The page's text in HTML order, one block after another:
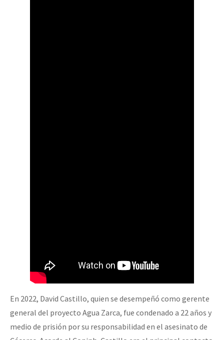
En 2022, David Castillo, quien se desempeñó como gerente
general del proyecto Agua Zarca, fue condenado a 22 años y
medio de prisión por su responsabilidad en el asesinato de